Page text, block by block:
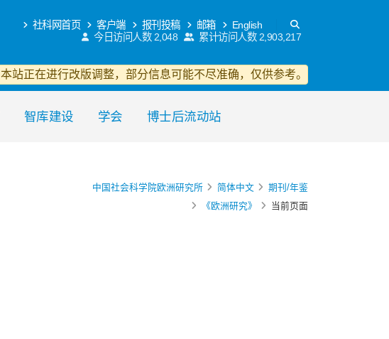
社科网首页 客户端 报刊投稿 邮箱
English
今日访问人数 2,048 累计访问人数 2,903,217
本站正在进行改版调整，部分信息可能不尽准确，仅供参考。
智库建设 学会 博士后流动站
中国社会科学院欧洲研究所 简体中文
期刊/年鉴
《欧洲研究》
当前页面